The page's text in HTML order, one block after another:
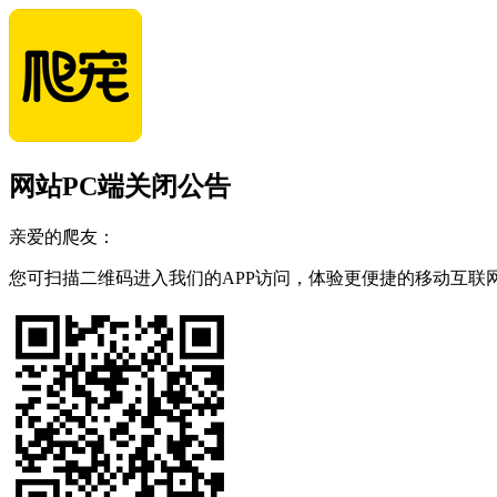
网站PC端关闭公告
亲爱的爬友：
您可扫描二维码进入我们的APP访问，体验更便捷的移动互联